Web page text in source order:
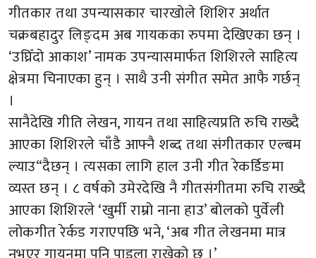
गीतकार तथा उपन्यासकार चारखोले शिशिर अर्थात
चक्रबहादुर लिङ्दम अब गायकका रुपमा देखिएका छन् ।
‘उघ्रिँदो आकाश’ नामक उपन्यासमार्फत शिशिरले साहित्य
क्षेत्रमा चिनाएका हुन् । साथै उनी संगीत समेत आफै गर्छन्
।
सानैदेखि गीति लेखन, गायन तथा साहित्यप्रति रुचि राख्दै
आएका शिशिरले चाँडै आफ्नै शब्द तथा संगीतकार एल्बम
ल्याउ“दैछन् । त्यसका लागि हाल उनी गीत रेकर्डिङमा
व्यस्त छन् । ८ वर्षको उमेरदेखि नै गीतसंगीतमा रुचि राख्दै
आएका शिशिरले ‘खुर्मी राम्रो नाना हाउ’ बोलको पुर्वेली
लोकगीत रेर्कड गराएपछि भने, ‘अब गीत लेखनमा मात्र